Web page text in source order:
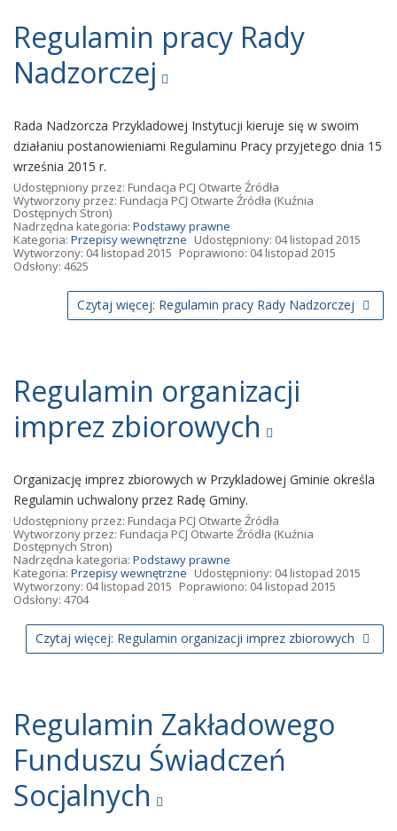
Regulamin pracy Rady
Nadzorczej
Rada Nadzorcza Przykladowej Instytucji kieruje się w swoim
działaniu postanowieniami Regulaminu Pracy przyjetego dnia 15
września 2015 r.
Udostępniony przez: Fundacja PCJ Otwarte Źródła
Wytworzony przez: Fundacja PCJ Otwarte Źródła (Kuźnia
Dostępnych Stron)
Nadrzędna kategoria: Podstawy prawne
Kategoria: Przepisy wewnętrzne Udostępniony: 04 listopad 2015
Wytworzony: 04 listopad 2015 Poprawiono: 04 listopad 2015
Odsłony: 4625
Czytaj więcej: Regulamin pracy Rady Nadzorczej
Regulamin organizacji
imprez zbiorowych
Organizację imprez zbiorowych w Przykladowej Gminie określa
Regulamin uchwalony przez Radę Gminy.
Udostępniony przez: Fundacja PCJ Otwarte Źródła
Wytworzony przez: Fundacja PCJ Otwarte Źródła (Kuźnia
Dostępnych Stron)
Nadrzędna kategoria: Podstawy prawne
Kategoria: Przepisy wewnętrzne Udostępniony: 04 listopad 2015
Wytworzony: 04 listopad 2015 Poprawiono: 04 listopad 2015
Odsłony: 4704
Czytaj więcej: Regulamin organizacji imprez zbiorowych
Regulamin Zakładowego
Funduszu Świadczeń
Socjalnych